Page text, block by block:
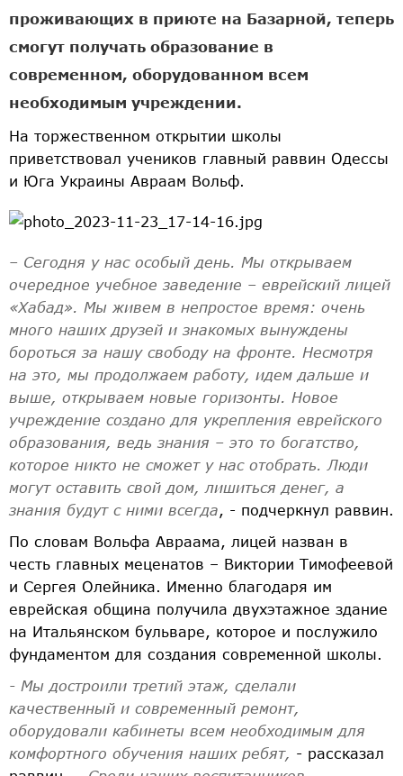
проживающих в приюте на Базарной, теперь
смогут получать образование в
современном, оборудованном всем
необходимым учреждении.
На торжественном открытии школы
приветствовал учеников главный раввин Одессы
и Юга Украины Авраам Вольф.
– Сегодня у нас особый день. Мы открываем
очередное учебное заведение – еврейский лицей
«Хабад». Мы живем в непростое время: очень
много наших друзей и знакомых вынуждены
бороться за нашу свободу на фронте. Несмотря
на это, мы продолжаем работу, идем дальше и
выше, открываем новые горизонты. Новое
учреждение создано для укрепления еврейского
образования, ведь знания – это то богатство,
которое никто не сможет у нас отобрать. Люди
могут оставить свой дом, лишиться денег, а
знания будут с ними всегда , - подчеркнул раввин.
По словам Вольфа Авраама, лицей назван в
честь главных меценатов – Виктории Тимофеевой
и Сергея Олейника. Именно благодаря им
еврейская община получила двухэтажное здание
на Итальянском бульваре, которое и послужило
фундаментом для создания современной школы.
- Мы достроили третий этаж, сделали
качественный и современный ремонт,
оборудовали кабинеты всем необходимым для
комфортного обучения наших ребят,
- рассказал